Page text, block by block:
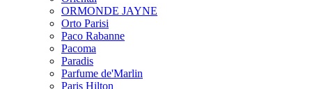
ORMONDE JAYNE
Orto Parisi
Paco Rabanne
Pacoma
Paradis
Parfume de'Marlin
Paris Hilton